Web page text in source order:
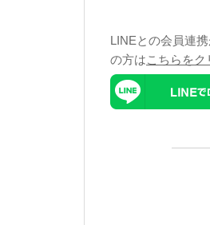
LINEとの会員連
の方はこちらをク